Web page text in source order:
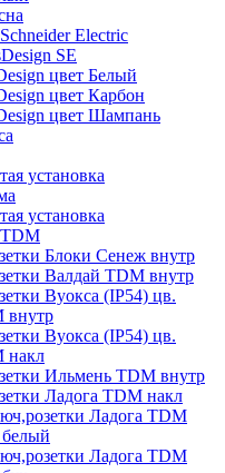
Electric
SE
цвет Белый
цвет Карбон
цвет Шампань
установка
установка
Блоки Сенеж внутр
Валдай TDM внутр
Вуокса (IP54) цв.
внутр
Вуокса (IP54) цв.
накл
Ильмень TDM внутр
Ладога TDM накл
Ладога TDM
Ладога TDM